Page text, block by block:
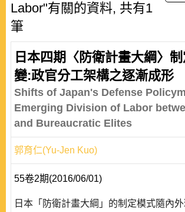
Labor"有關的資料, 共有1
筆
日本四期〈防衛計畫大綱〉
變:政官分工架構之逐漸成形
Shifts of Japan's Defense
Emerging Division of Labor
and Bureaucratic Elites
郭育仁(Yu-Jen Kuo)
55卷2期(2016/06/01)
日本「防衛計畫大綱」的制定模式隨內